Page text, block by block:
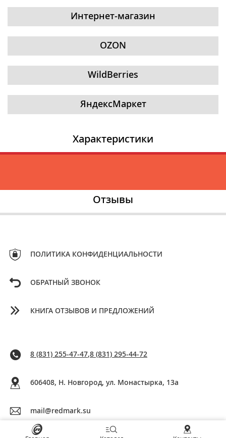
Интернет-магазин
OZON
WildBerries
ЯндексМаркет
Характеристики
Отзывы
ПОЛИТИКА КОНФИДЕНЦИАЛЬНОСТИ
ОБРАТНЫЙ ЗВОНОК
КНИГА ОТЗЫВОВ И ПРЕДЛОЖЕНИЙ
8 (831) 255-47-47,8 (831) 295-44-72
606408, Н. Новгород, ул. Монастырка, 13a
mail@redmark.su